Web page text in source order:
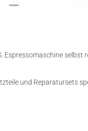
Espressomaschine
und Reparatursets